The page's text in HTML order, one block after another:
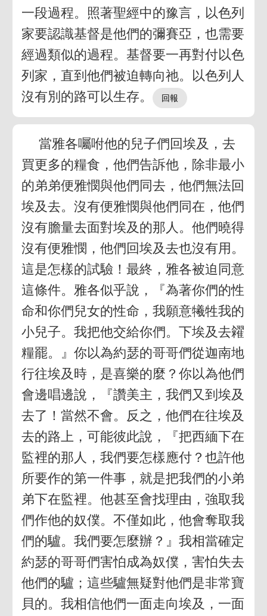
一段過程。照著聖經中的豫言，以色列
家要認識基督是他們的彌賽亞，也需要
經過類似的過程。基督要一再對付以色
列家，直到他們被迫轉向祂。以色列人
沒有別的路可以生存。
當雅各囑咐他的兒子們回埃及，去
買更多的糧食，他們告訴他，除非最小
的弟弟便雅憫與他們同去，他們無法回
埃及去。沒有便雅憫與他們同在，他們
沒有膽量去面對埃及的那人。他們曉得
沒有便雅憫，他們回埃及去也沒有用。
這是怎樣的試驗！最終，雅各被迫同意
這條件。雅各似乎說，『為著你們的性
命和你們兒女的性命，我願意犧牲我的
小兒子。我把他交給你們。下埃及去糴
糧罷。』你以為約瑟的哥哥們從迦南地
行往埃及時，是喜樂的麼？你以為他們
會邊唱邊說，『讚美主，我們又到埃及
去了！當然不會。反之，他們在往埃及
去的路上，可能彼此說，『把西緬下在
監裡的那人，我們要怎樣應付？也許他
所要作的第一件事，就是把我們的小弟
弟下在監裡。他甚至會找理由，強取我
們作他的奴僕。不僅如此，他會奪取我
們的驢。我們要怎麼辦？』我相當確定
約瑟的哥哥們害怕成為奴僕，害怕失去
他們的驢；這些驢無疑對他們是非常寶
貝的。我相信他們一面走向埃及，一面